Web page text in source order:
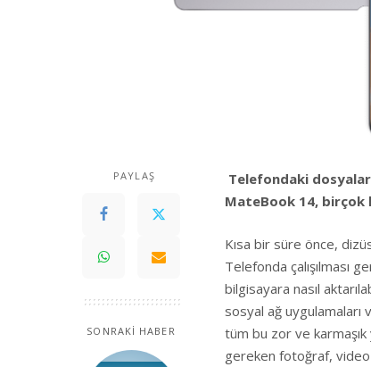
PAYLAŞ
SONRAKİ HABER
Telefondaki
MateBook 14, birçok
Kısa bir süre önce,
Telefonda çalışılması
bilgisayara nasıl
sosyal ağ uygulamaları
tüm bu zor ve
gereken fotoğraf,